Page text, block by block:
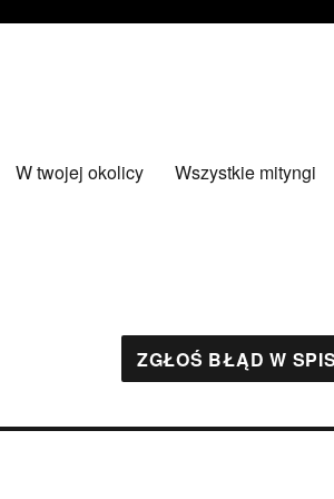
W twojej okolicy Wszystkie mityngi
ZGŁOŚ BŁĄD W